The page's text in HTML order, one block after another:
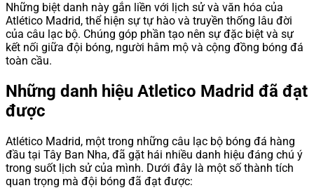
Những biệt danh này gắn liền với lịch sử và văn hóa của
Atlético Madrid, thể hiện sự tự hào và truyền thống lâu đời
của câu lạc bộ. Chúng góp phần tạo nên sự đặc biệt và sự
kết nối giữa đội bóng, người hâm mộ và cộng đồng bóng đá
toàn cầu.
Những danh hiệu Atletico Madrid đã đạt
được
Atlético Madrid, một trong những câu lạc bộ bóng đá hàng
đầu tại Tây Ban Nha, đã gặt hái nhiều danh hiệu đáng chú ý
trong suốt lịch sử của mình. Dưới đây là một số thành tích
quan trọng mà đội bóng đã đạt được: